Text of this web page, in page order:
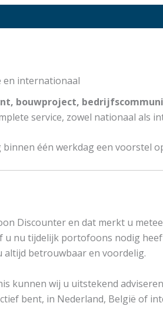
en internationaal
bouwproject,
service, zowel nationaal als
één werkdag een voorstel
Discounter en dat merkt u
nu tijdelijk portofoons nodig
betrouwbaar en voordelig.
kunnen wij u uitstekend
bent, in Nederland, België of